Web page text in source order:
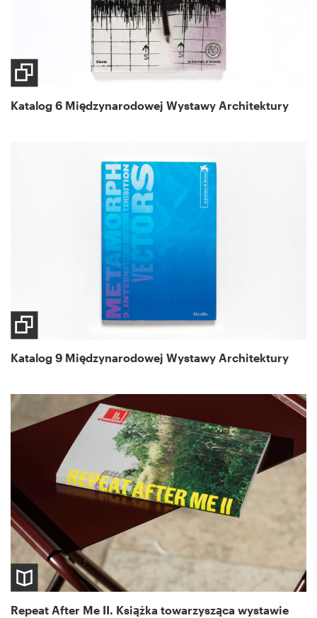
Katalog 6 Międzynarodowej Wystawy Architektury
Katalog 9 Międzynarodowej Wystawy Architektury
Repeat After Me II. Książka towarzysząca wystawie